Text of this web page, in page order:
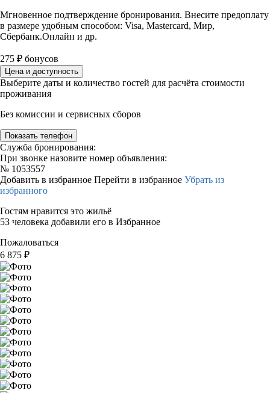
Мгновенное подтверждение бронирования. Внесите предоплату
в размере удобным способом: Visa, Mastercard, Мир,
Сбербанк.Онлайн и др.
275 ₽ бонусов
Цена и доступность
Выберите даты и количество гостей для расчёта стоимости
проживания
Без комиссии и сервисных сборов
Показать телефон
Служба бронирования:
При звонке назовите номер объявления:
№ 1053557
Добавить в избранное Перейти в избранное Убрать из
избранного
Гостям нравится это жильё
53 человека добавили его в Избранное
Пожаловаться
6 875 ₽